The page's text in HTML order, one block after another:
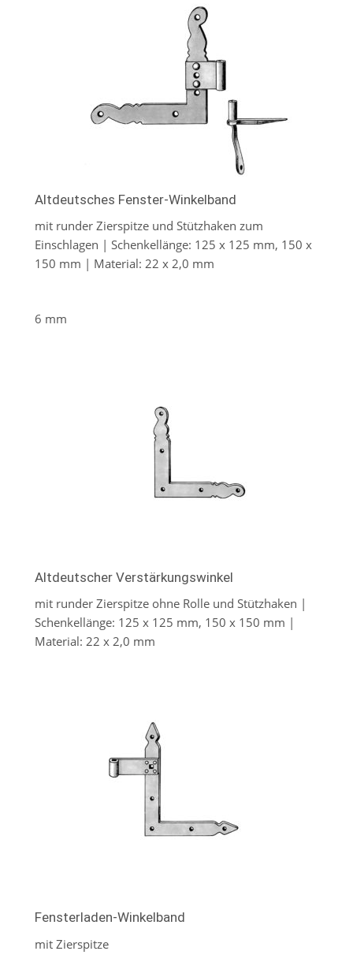
Altdeutsches Fenster-Winkelband
mit runder Zierspitze und Stützhaken zum
Einschlagen | Schenkellänge: 125 x 125 mm, 150 x
150 mm | Material: 22 x 2,0 mm
6 mm
Altdeutscher Verstärkungswinkel
mit runder Zierspitze ohne Rolle und Stützhaken |
Schenkellänge: 125 x 125 mm, 150 x 150 mm |
Material: 22 x 2,0 mm
Fensterladen-Winkelband
mit Zierspitze